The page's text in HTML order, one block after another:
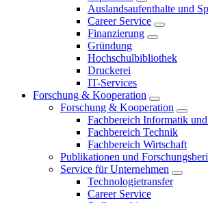
Auslandsaufenthalte und
Career Service
Finanzierung
Gründung
Hochschulbibliothek
Druckerei
IT-Services
Forschung & Kooperation
Forschung & Kooperation
Fachbereich Informatik
Fachbereich Technik
Fachbereich Wirtschaft
Publikationen und
Service für Unternehmen
Technologietransfer
Career Service